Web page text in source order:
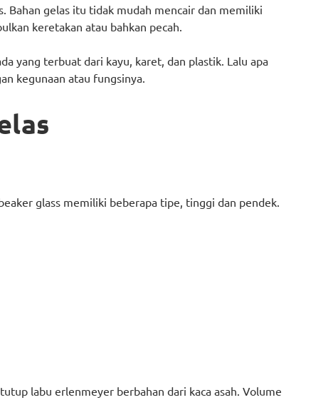
Bahan gelas itu tidak mudah mencair dan memiliki
keretakan atau bahkan pecah.
yang terbuat dari kayu, karet, dan plastik. Lalu apa
kegunaan atau fungsinya.
glass memiliki beberapa tipe, tinggi dan pendek.
labu erlenmeyer berbahan dari kaca asah. Volume